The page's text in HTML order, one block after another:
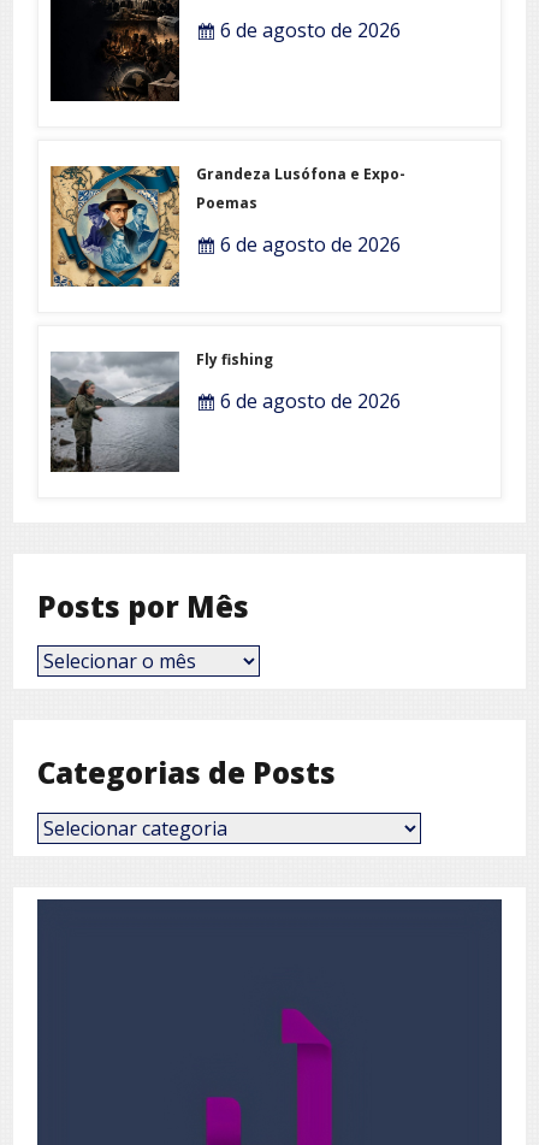
6 de agosto de 2026
Grandeza Lusófona e Expo-
Poemas
6 de agosto de 2026
Fly fishing
6 de agosto de 2026
Posts por Mês
Posts
por
Categorias de Posts
Categorias
de